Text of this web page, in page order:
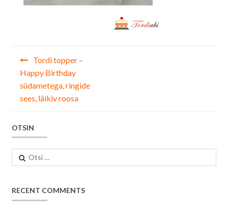
Navigeerimine
Tordi topper –
Happy Birthday
südametega, ringide
sees, läikiv roosa
OTSIN
Otsi:
RECENT COMMENTS